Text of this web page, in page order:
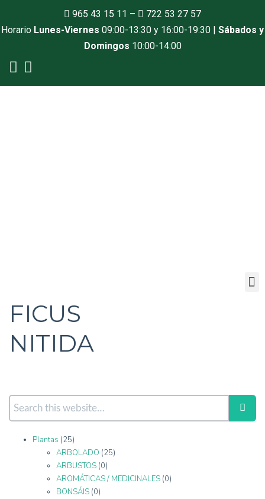
965 43 15 11 –
722 53 27 57
Horario Lunes-Viernes 09:00-13:30 y 16:00-19:30 | Sábados y
Domingos 10:00-14:00
FICUS
NITIDA
Plantas (25)
ARBOLADO (25)
ARBUSTOS (0)
AROMÁTICAS / MEDICINALES (0)
BONSÁIS (0)